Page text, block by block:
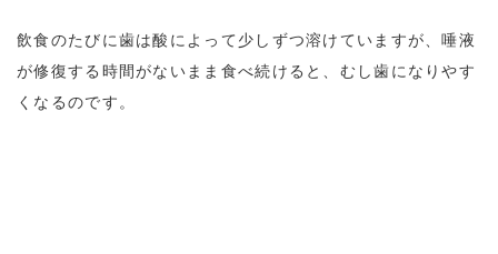
飲食のたびに歯は酸によって少しずつ溶けていますが、唾液
が修復する時間がないまま食べ続けると、むし歯になりやす
くなるのです。